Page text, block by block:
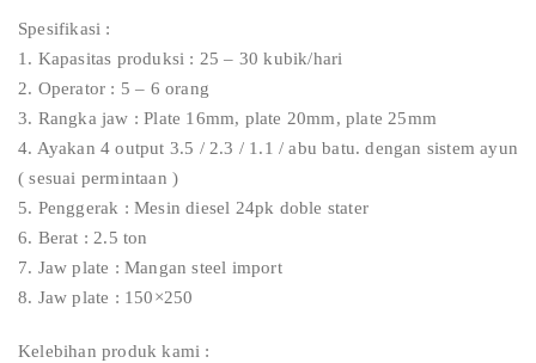
Spesifikasi :
1. Kapasitas produksi : 25 – 30 kubik/hari
2. Operator : 5 – 6 orang
3. Rangka jaw : Plate 16mm, plate 20mm, plate 25mm
4. Ayakan 4 output 3.5 / 2.3 / 1.1 / abu batu. dengan sistem ayun
( sesuai permintaan )
5. Penggerak : Mesin diesel 24pk doble stater
6. Berat : 2.5 ton
7. Jaw plate : Mangan steel import
8. Jaw plate : 150×250
Kelebihan produk kami :